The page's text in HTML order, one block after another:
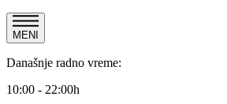
MENI
Današnje radno vreme:
10:00 - 22:00h